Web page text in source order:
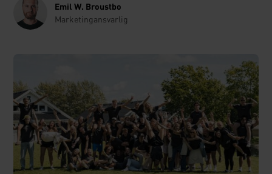
Emil W. Broustbo
Marketingansvarlig